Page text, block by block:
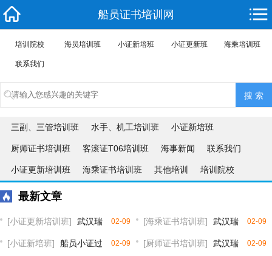
船员证书培训网
培训院校 海员培训班 小证新培班 小证更新班 海乘培训班
联系我们
三副、三管培训班 水手、机工培训班 小证新培班
厨师证书培训班 客滚证T06培训班 海事新闻 联系我们
小证更新培训班 海乘证书培训班 其他培训 培训院校
最新文章
02-09
[小证更新培训班] 武汉瑞
亚海事2月26日小证更新Z01基本
02-09
[海乘证书培训班] 武汉瑞
亚海事2月23日海乘全套证书培训
02-09
[小证新培班] 船员小证过 02-09
[厨师证书培训班] 武汉瑞